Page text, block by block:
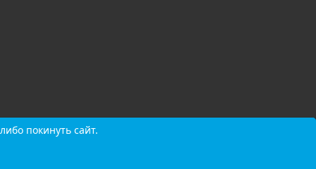
покинуть сайт.
покинуть сайт.